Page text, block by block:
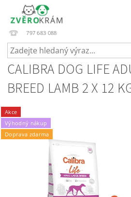
797 683 088
CALIBRA DOG LIFE
BREED LAMB 2 X 12
Akce
Výhodný nákup
Doprava zdarma